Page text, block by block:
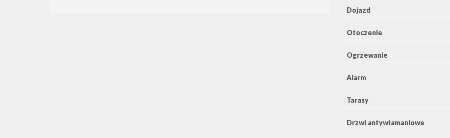
Dojazd
Otoczenie
Ogrzewanie
Alarm
Tarasy
Drzwi antywłamaniowe